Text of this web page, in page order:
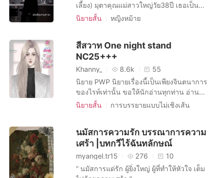
เลี้ยง) มุตาคุณแม่สาวใหญ่วัย38ปี เธอเป็น
อดีตนางงามที่สวยไม่สร่างซา เธอแต่งงานกับ
มาเลี้ยงดูจนโตเป็นหนุ่มหล่อวัย19ปี มุตากลับ
หวั่นไหวเพราะความหล่อเหลาของลูกชายตัว
เองจนเกิดเป็นความใคร่อยากที่ไม่อาจฝืนทน
บวกกับสามีที่เอาแต่เที่ยวสังสรรและติดเด็ก
สาวๆ ความแค้นเคืองในใจยิ่งเป็นแรงผลักดัน
ให้มุตายั่วยวนลูกชายสุดหล่อ มาร่วมลุ้นกันว่า
มุตาจะปลุกอารมณ์ของหนุ่มน้อยให้เขาคิดลึก
รสชาติของลูกเลี้ยงที่ตัวเองเลี้ยงมากับมือได้
หรือเปล่า และเธอต้องใช้มารยาเบอร์ไหน
กว่าจะได้เขามาเป็นผัว ผัวที่เพิ่มขึ้นมาอีกหนึ่ง
คน
นิยายสั้น
หญิงหม้าย
บทบาทที่โชคดี หญิง
ครอบครัว
คู่สามีภรรยา
ความสัมพันธ์ในครอบครัวที่ซับซ้อน
การมีเพศสัมพันธ์ครั้งแรก
สีสวาท One night stand
NC25+++
Khanny_ 8.6k
55
นิยาย PWP นิยายเรื่องนี้เป็นเพียงจินตนาการ
ของไรท์เท่านั้น ขอให้นักอ่านทุกท่าน อ่าน
เพื่อความบันเทิงเท่านั้น โดนหมดทุกคน! ดีนะ
นิยายสั้น
การบรรยายแบบไม่เชิงเส้น
การยั่วยวน
ที่ทำงาน
CEO
คู่นอนคืนเดียว
25+
นมัสการความรัก บรรณาการความ
เศร้า |บทกวีไร้ฉันทลักษณ์
myangel.tr15 276
10
“ นมัสการแด่รัก ผู้ยิ่งใหญ่ ผู้ที่ทำให้หัวใจ เต็ม